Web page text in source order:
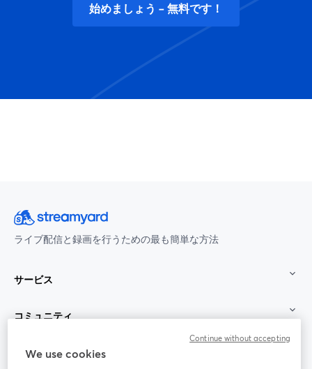
始めましょう - 無料です！
ライブ配信と録画を行うための最も簡単な方法
サービス
コミュニティ
StreamYard：
We use cookies
Continue without accepting